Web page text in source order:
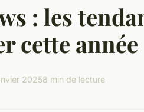
: les
cette année
20258 min de lecture